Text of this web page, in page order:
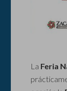
La Feria